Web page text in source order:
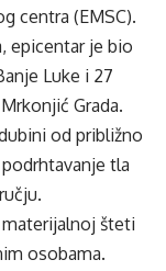
centra (EMSC).
epicentar je bio
Luke i 27
Grada.
od približno
tla
šteti
osobama.